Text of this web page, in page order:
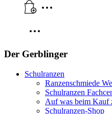
Der Gerblinger
Schulranzen
Ranzenschmiede
Schulranzen
Auf was beim Kauf
Schulranzen-Shop